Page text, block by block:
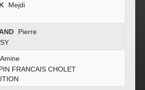
Mejdi
Pierre
Amine
FRANCAIS CHOLET